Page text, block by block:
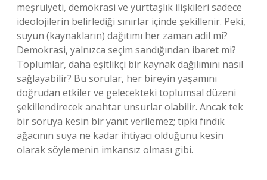
meşruiyeti, demokrasi ve yurttaşlık ilişkileri sadece
ideolojilerin belirlediği sınırlar içinde şekillenir. Peki,
suyun (kaynakların) dağıtımı her zaman adil mi?
Demokrasi, yalnızca seçim sandığından ibaret mi?
Toplumlar, daha eşitlikçi bir kaynak dağılımını nasıl
sağlayabilir? Bu sorular, her bireyin yaşamını
doğrudan etkiler ve gelecekteki toplumsal düzeni
şekillendirecek anahtar unsurlar olabilir. Ancak tek
bir soruya kesin bir yanıt verilemez; tıpkı fındık
ağacının suya ne kadar ihtiyacı olduğunu kesin
olarak söylemenin imkansız olması gibi.